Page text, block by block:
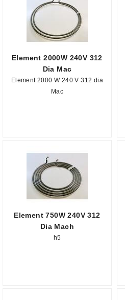
Element 2000W 240V 312
Dia Mac
Element 2000 W 240 V 312 dia
Mac
Element 750W 240V 312
Dia Mach
h5